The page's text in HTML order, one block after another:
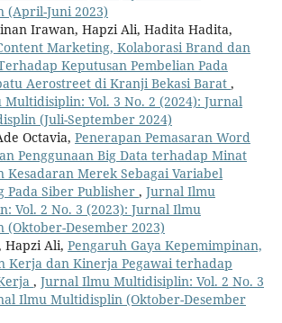
(April-Juni 2023)
Irawan, Hapzi Ali, Hadita Hadita,
Marketing, Kolaborasi Brand dan
Keputusan Pembelian Pada
Aerostreet di Kranji Bekasi Barat ,
Vol. 3 No. 2 (2024): Jurnal
(Juli-September 2024)
Octavia, Penerapan Pemasaran Word
Penggunaan Big Data terhadap Minat
Kesadaran Merek Sebagai Variabel
Pada Siber Publisher , Jurnal Ilmu
Vol. 2 No. 3 (2023): Jurnal Ilmu
Desember 2023)
Hapzi Ali, Pengaruh Gaya Kepemimpinan,
Kerja dan Kinerja Pegawai terhadap
, Jurnal Ilmu Multidisiplin: Vol. 2 No. 3
Ilmu Multidisplin (Oktober-Desember